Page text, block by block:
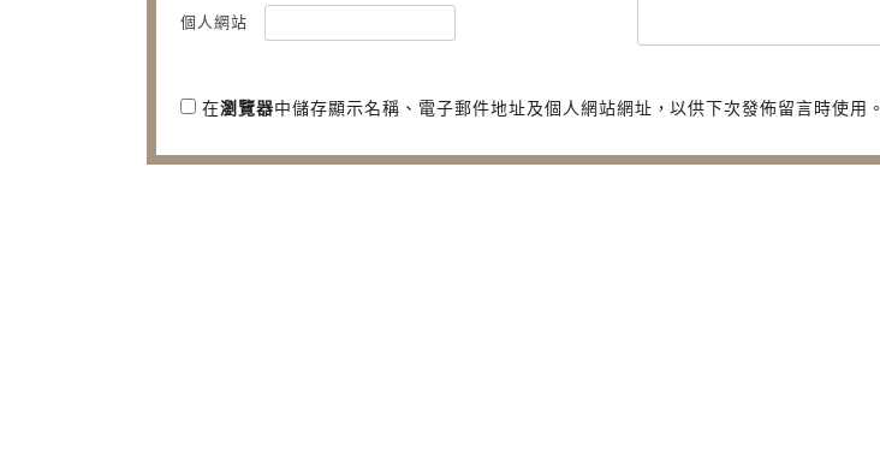
個人網站
在瀏覽器中儲存顯示名稱、電子郵件地址及個人網站網址，以供下次發佈留言時使用。